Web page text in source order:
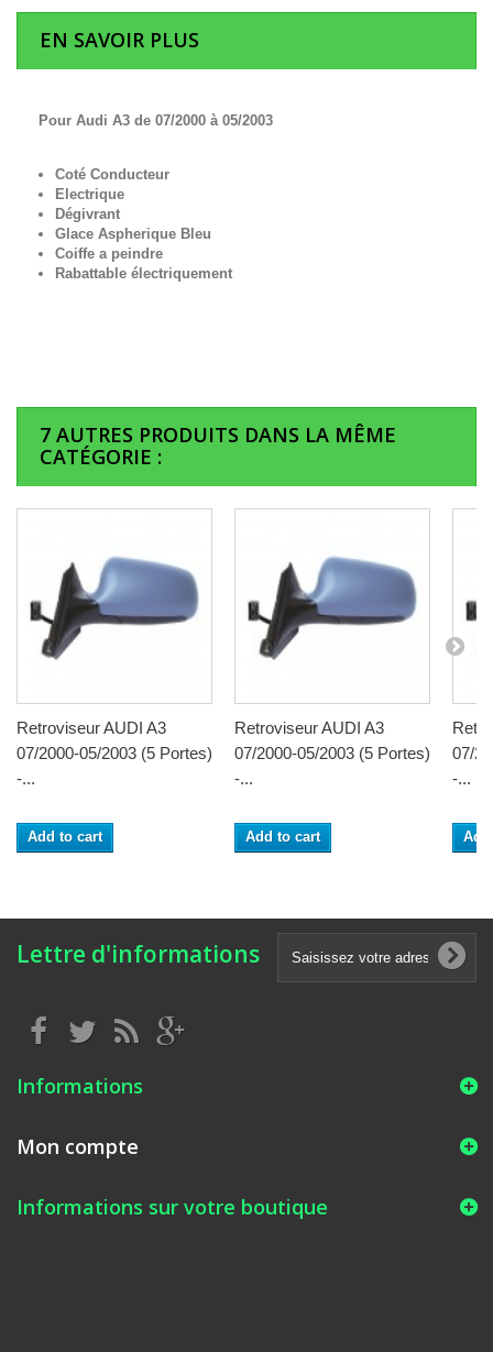
EN SAVOIR PLUS
Pour Audi A3 de 07/2000 à 05/2003
Coté Conducteur
Electrique
Dégivrant
Glace Aspherique Bleu
Coiffe a peindre
Rabattable électriquement
7 AUTRES PRODUITS DANS LA MÊME
CATÉGORIE :
Retroviseur AUDI A3
07/2000-05/2003 (5 Portes)
-...
Add to cart
Retroviseur AUDI A3
07/2000-05/2003 (5 Portes)
-...
Add to cart
07/
-...
Lettre d'informations
Informations
Mon compte
Informations sur votre boutique